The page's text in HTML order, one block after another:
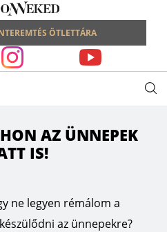
ÖTLETTÁRA
AZ ÜNNEPEK
IS!
ne legyen rémálom a
az ünnepekre?